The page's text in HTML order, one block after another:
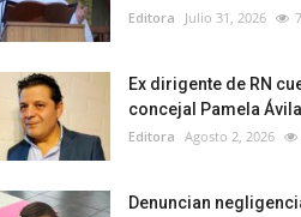
Editora Julio 31, 2026
Ex dirigente de RN
concejal Pamela
Editora Agosto 2, 2026
Denuncian